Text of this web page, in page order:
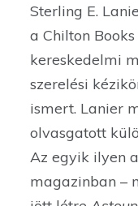
Sterling E.
a Chilton
kereskedelmi
szerelési
ismert. Lanier
olvasgatott
Az egyik ilyen
magazinban –